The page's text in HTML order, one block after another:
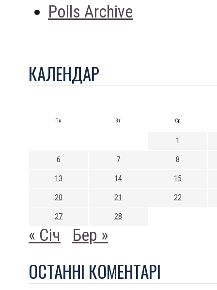
Polls Archive
КАЛЕНДАР
Пн Вт Ср
1
6 7 8
13 14 15
20 21 22
27 28
« Січ Бер »
ОСТАННI КОМЕНТАРI